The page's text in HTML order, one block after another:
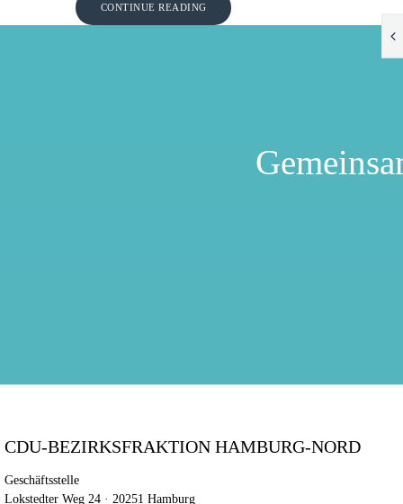
CONTINUE READING
CDU-BEZIRKSFRAKTION HAMBURG-NORD
Geschäftsstelle
Lokstedter Weg 24 · 20251 Hamburg